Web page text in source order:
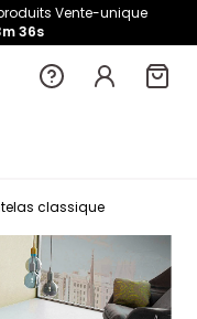
Vente-unique
36s
classique